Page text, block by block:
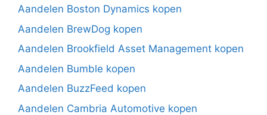
Aandelen Boston Dynamics kopen
Aandelen BrewDog kopen
Aandelen Brookfield Asset Management kopen
Aandelen Bumble kopen
Aandelen BuzzFeed kopen
Aandelen Cambria Automotive kopen